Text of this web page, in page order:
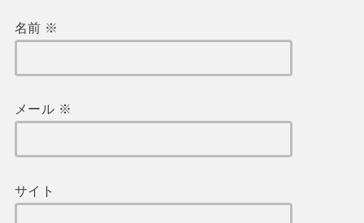
名前 ※
メール ※
サイト